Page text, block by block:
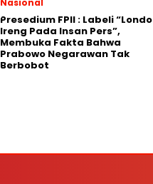
Nasional
Presedium FPII : Labeli “Londo
Ireng Pada Insan Pers”,
Membuka Fakta Bahwa
Prabowo Negarawan Tak
Berbobot